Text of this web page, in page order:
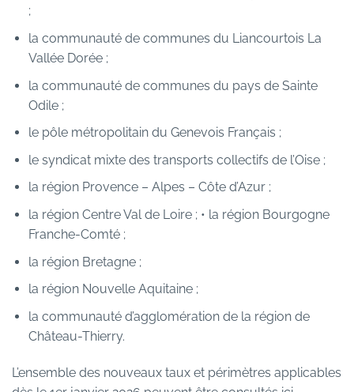
;
la communauté de communes du Liancourtois La
Vallée Dorée ;
la communauté de communes du pays de Sainte
Odile ;
le pôle métropolitain du Genevois Français ;
le syndicat mixte des transports collectifs de l’Oise ;
la région Provence – Alpes – Côte d’Azur ;
la région Centre Val de Loire ; • la région Bourgogne
Franche-Comté ;
la région Bretagne ;
la région Nouvelle Aquitaine ;
la communauté d’agglomération de la région de
Château-Thierry.
L’ensemble des nouveaux taux et périmètres applicables